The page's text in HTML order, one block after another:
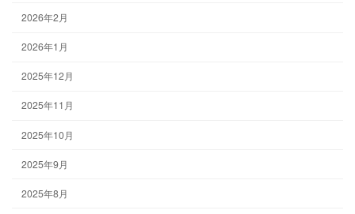
2026年2月
2026年1月
2025年12月
2025年11月
2025年10月
2025年9月
2025年8月